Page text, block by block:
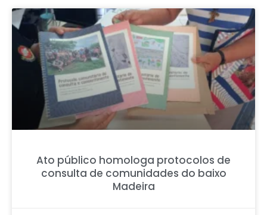
Ato público homologa protocolos de
consulta de comunidades do baixo
Madeira